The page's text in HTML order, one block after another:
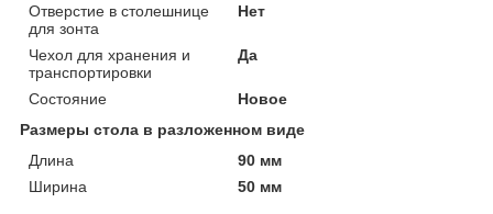
Отверстие в столешнице
для зонта
Нет
Чехол для хранения и
транспортировки
Да
Состояние
Новое
Размеры стола в разложенном виде
Длина
90 мм
Ширина
50 мм